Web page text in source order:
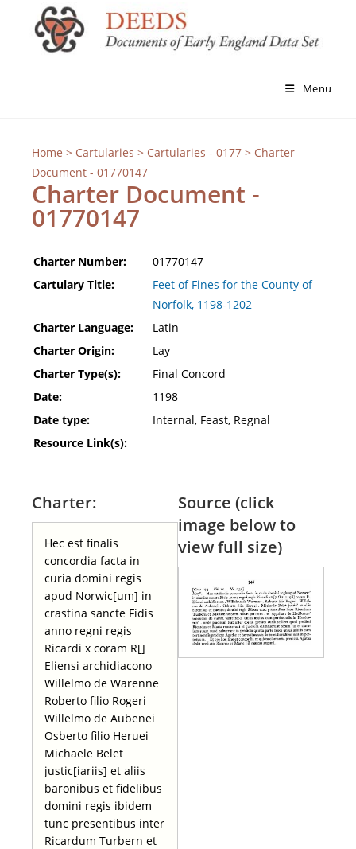
Menu
Home > Cartularies > Cartularies - 0177> Charter
Document - 01770147
Charter Document -
01770147
Charter Number:
01770147
Cartulary Title:
Feet of Fines for the County of
Norfolk, 1198-1202
Charter Language:
Latin
Charter Origin:
Lay
Charter Type(s):
Final Concord
Date:
1198
Date type:
Internal, Feast, Regnal
Resource Link(s):
Charter:
Hec est finalis
concordia facta in
curia domini regis
apud Norwic[um] in
crastina sancte Fidis
anno regni regis
Ricardi x coram R[]
Eliensi archidiacono
Willelmo de Warenne
Roberto filio Rogeri
Willelmo de Aubenei
Osberto filio Heruei
Michaele Belet
justic[iariis] et aliis
baronibus et fidelibus
domini regis ibidem
tunc presentibus inter
Ricardum Turbern et
Source (click
image below to
view full size)